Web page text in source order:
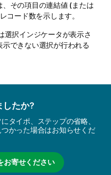
その項目の連結値 (または
コード数を示します。
選択インジケータが表示さ
できない選択が行われる
したか?
タイポ、ステップの省略、
かった場合はお知らせくだ
お寄せください